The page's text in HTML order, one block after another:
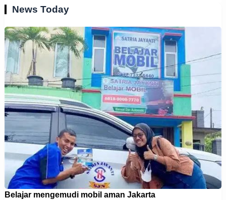
News Today
Belajar mengemudi mobil aman Jakarta